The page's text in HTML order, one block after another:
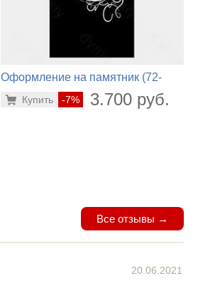
Оформление на памятник (72-
-7% 3.700 руб.
Купить
Все отзывы →
20.06.2021